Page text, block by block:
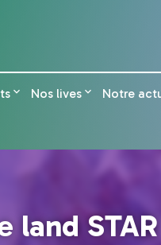
Nos lives Notre
land